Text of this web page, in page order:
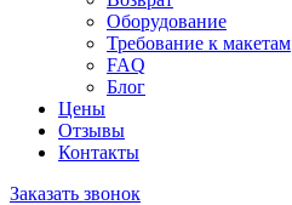
Оборудование
Требование к макетам
FAQ
Блог
Цены
Отзывы
Контакты
Заказать звонок